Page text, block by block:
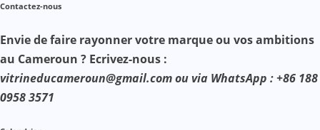
Contactez-nous
Envie de faire rayonner votre marque ou vos ambitions
au Cameroun ? Ecrivez-nous :
vitrineducameroun@gmail.com ou via WhatsApp : +86 188
0958 3571